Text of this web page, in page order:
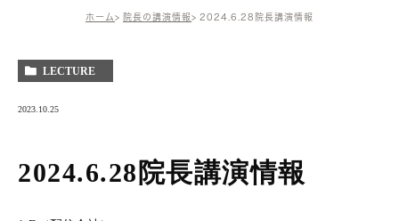
ホーム 院長の講演情報 2024.6.28院長講演情報
LECTURE
2023.10.25
2024.6.28院長講演情報